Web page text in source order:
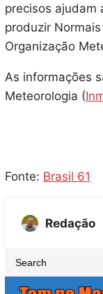
precisos ajudam
produzir
Organização
As informações
Meteorologia (
Fonte: Brasil 61
Redação
e